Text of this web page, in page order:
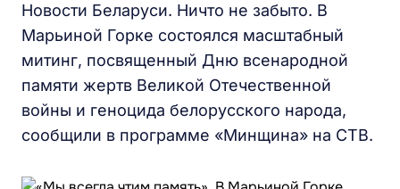
Новости Беларуси. Ничто не забыто. В
Марьиной Горке состоялся масштабный
митинг, посвященный Дню всенародной
памяти жертв Великой Отечественной
войны и геноцида белорусского народа,
сообщили в программе «Минщина» на СТВ.